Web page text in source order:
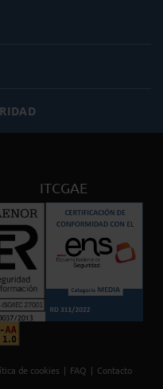
ITCGAE
de cookies FAQ Contacto